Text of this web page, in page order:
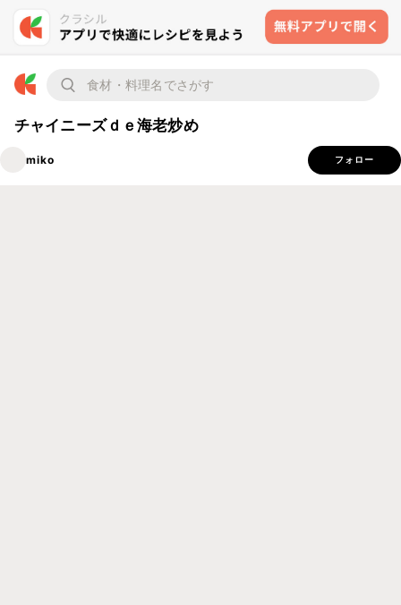
チャイニーズｄｅ海老炒め
miko フォロー